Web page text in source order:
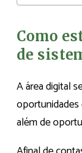
Como
de
A área digital
além de